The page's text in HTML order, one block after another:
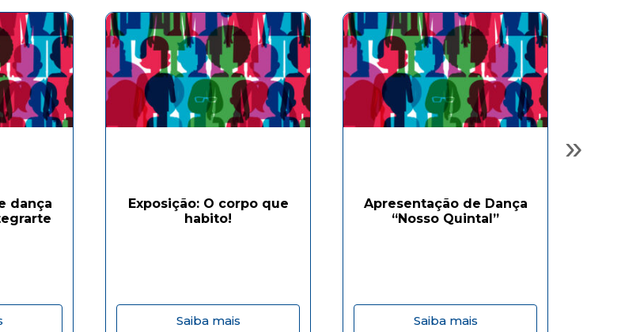
dança
Exposição: O corpo que
habito!
Saiba mais
Apresentação de Dança
“Nosso Quintal”
Saiba mais
»